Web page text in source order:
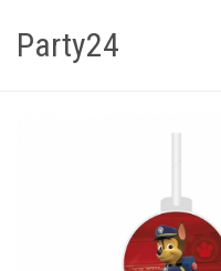
Party24